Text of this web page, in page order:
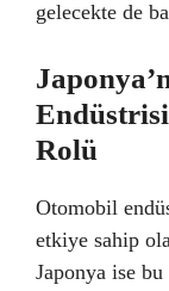
gelecekte de
Rolü
Otomobil
etkiye sahip
Japonya ise